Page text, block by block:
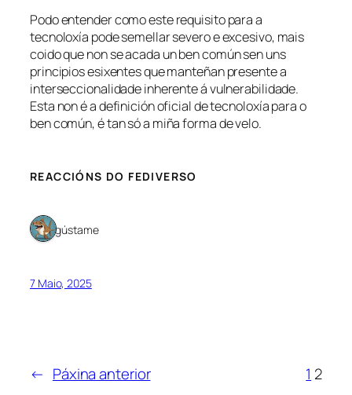
Podo entender como este requisito para a
tecnoloxía pode semellar severo e excesivo, mais
coido que non se acada un ben común sen uns
principios esixentes que manteñan presente a
interseccionalidade inherente á vulnerabilidade.
Esta non é a definición oficial de tecnoloxía para o
ben común, é tan só a miña forma de velo.
REACCIÓNS DO FEDIVERSO
1 gústame
7 Maio, 2025
← Páxina anterior 1 2